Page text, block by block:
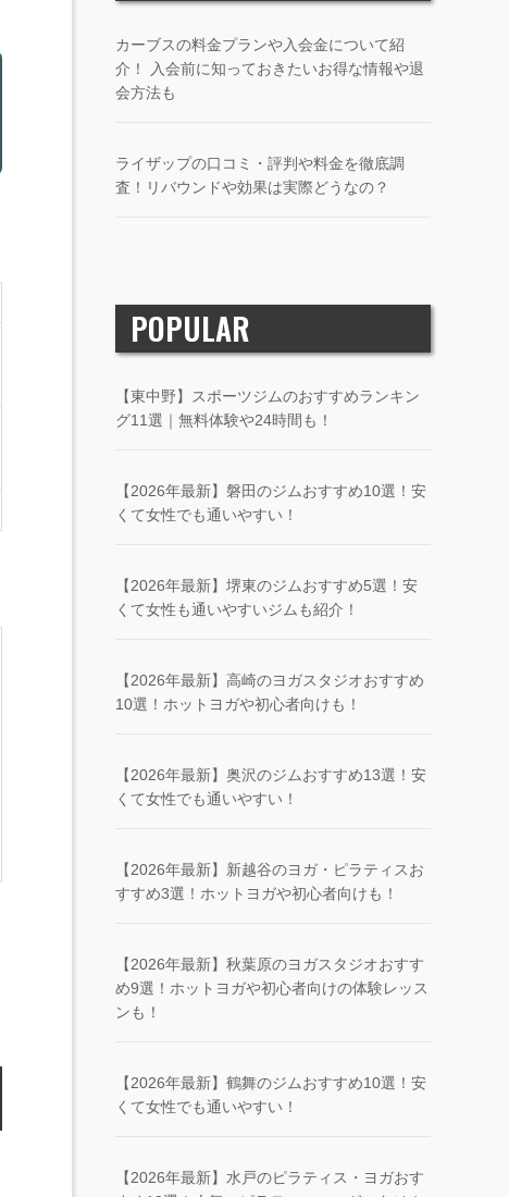
カーブスの料金プランや入会金について紹
介！ 入会前に知っておきたいお得な情報や退
会方法も
ライザップの口コミ・評判や料金を徹底調
査！リバウンドや効果は実際どうなの？
POPULAR
【東中野】スポーツジムのおすすめランキン
グ11選｜無料体験や24時間も！
【2026年最新】磐田のジムおすすめ10選！安
くて女性でも通いやすい！
【2026年最新】堺東のジムおすすめ5選！安
くて女性も通いやすいジムも紹介！
【2026年最新】高崎のヨガスタジオおすすめ
10選！ホットヨガや初心者向けも！
【2026年最新】奥沢のジムおすすめ13選！安
くて女性でも通いやすい！
【2026年最新】新越谷のヨガ・ピラティスお
すすめ3選！ホットヨガや初心者向けも！
【2026年最新】秋葉原のヨガスタジオおすす
め9選！ホットヨガや初心者向けの体験レッス
ンも！
【2026年最新】鶴舞のジムおすすめ10選！安
くて女性でも通いやすい！
【2026年最新】水戸のピラティス・ヨガおす